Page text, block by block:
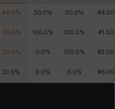
40.0% 50.0% 50.0% #4.00
20.0% 100.0% 100.0% #1.00
20.0% 0.0% 100.0% #2.00
20.0% 0.0% 0.0% #6.00